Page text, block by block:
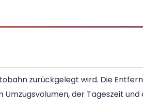
zurückgelegt wird. Die
der Tageszeit